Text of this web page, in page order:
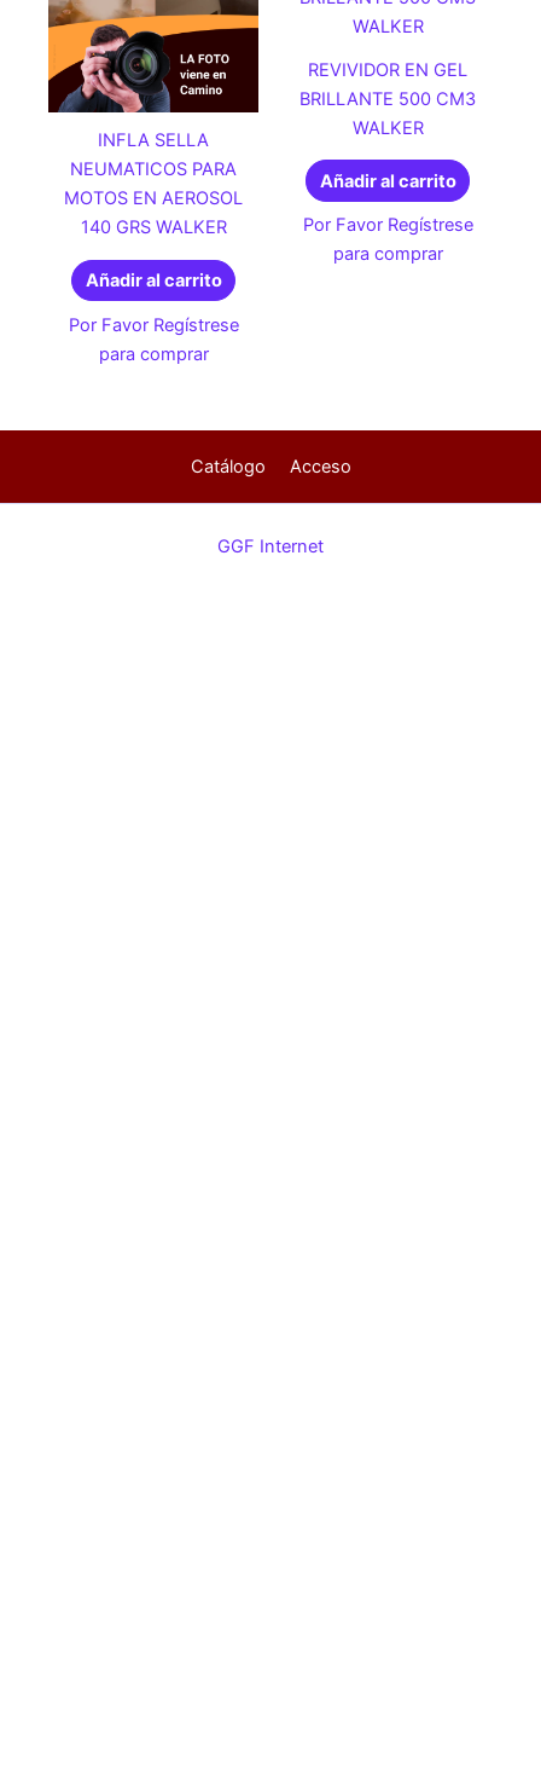
INFLA SELLA
NEUMATICOS PARA
MOTOS EN AEROSOL
140 GRS WALKER
Añadir al carrito
Por Favor Regístrese
para comprar
REVIVIDOR EN GEL
BRILLANTE 500 CM3
WALKER
Añadir al carrito
Por Favor Regístrese
para comprar
Catálogo Acceso
GGF Internet